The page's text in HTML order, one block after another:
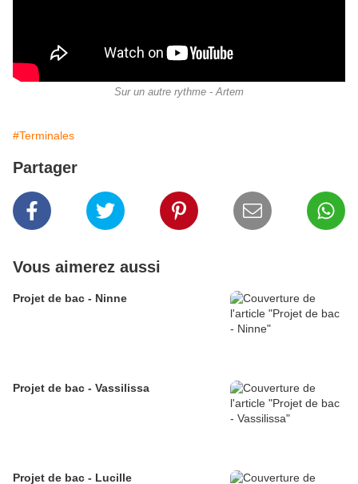
Sur un autre rythme - Artem
#Terminales
Partager
Vous aimerez aussi
Projet de bac - Ninne
Projet de bac - Vassilissa
Projet de bac - Lucille